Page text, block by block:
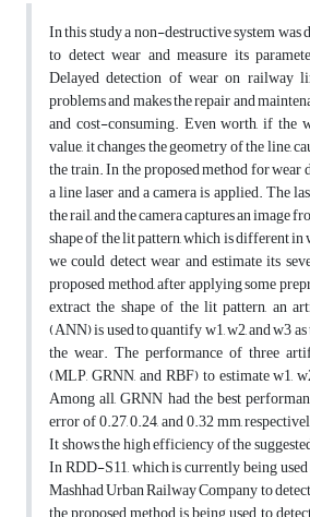
In this study a non-destructive system was
to detect wear and measure its
Delayed detection of wear on railway
problems and makes the repair and
and cost-consuming. Even worth, if the
value, it changes the geometry of the line,
the train. In the proposed method for wear
a line laser and a camera is applied. The
the rail, and the camera captures an image
shape of the lit pattern, which is different in
we could detect wear and estimate its
proposed method, after applying some
extract the shape of the lit pattern, an
(ANN) is used to quantify w1, w2, and w3
the wear. The performance of three
(MLP, GRNN, and RBF) to estimate w1,
Among all, GRNN had the best
error of 0.27, 0.24, and 0.32 mm,
It shows the high efficiency of the
In RDD-S11, which is currently being
Mashhad Urban Railway Company to